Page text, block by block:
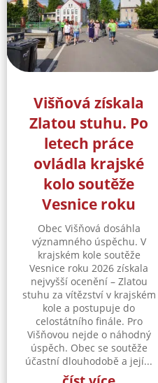
Višňová získala
Zlatou stuhu. Po
letech práce
ovládla krajské
kolo soutěže
Vesnice roku
Obec Višňová dosáhla
významného úspěchu. V
krajském kole soutěže
Vesnice roku 2026 získala
nejvyšší ocenění – Zlatou
stuhu za vítězství v krajském
kole a postupuje do
celostátního finále. Pro
Višňovou nejde o náhodný
úspěch. Obec se soutěže
účastní dlouhodobě a její...